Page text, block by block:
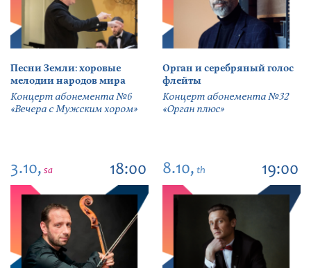
Песни Земли: хоровые
мелодии народов мира
Концерт абонемента №6
«Вечера с Мужским хором»
Орган и серебряный голос
флейты
Концерт абонемента №32
«Орган плюс»
3.10, sa 18:00 8.10, th 19:00